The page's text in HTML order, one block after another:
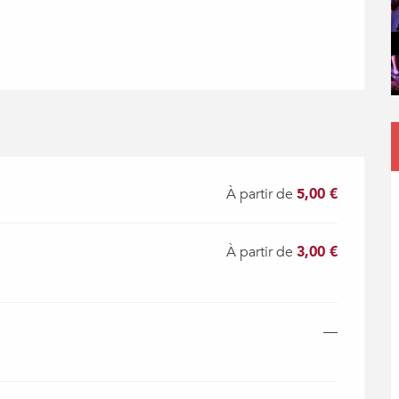
À partir de5,00 €
À partir de3,00 €
—